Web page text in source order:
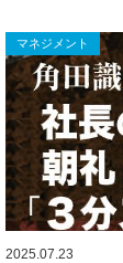
マネジメント
2025.07.23